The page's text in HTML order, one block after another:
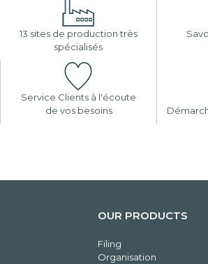
13 sites de production très
spécialisés
Service Clients à l'écoute
de vos besoins
OUR PRODUCTS
Filing
Organisation